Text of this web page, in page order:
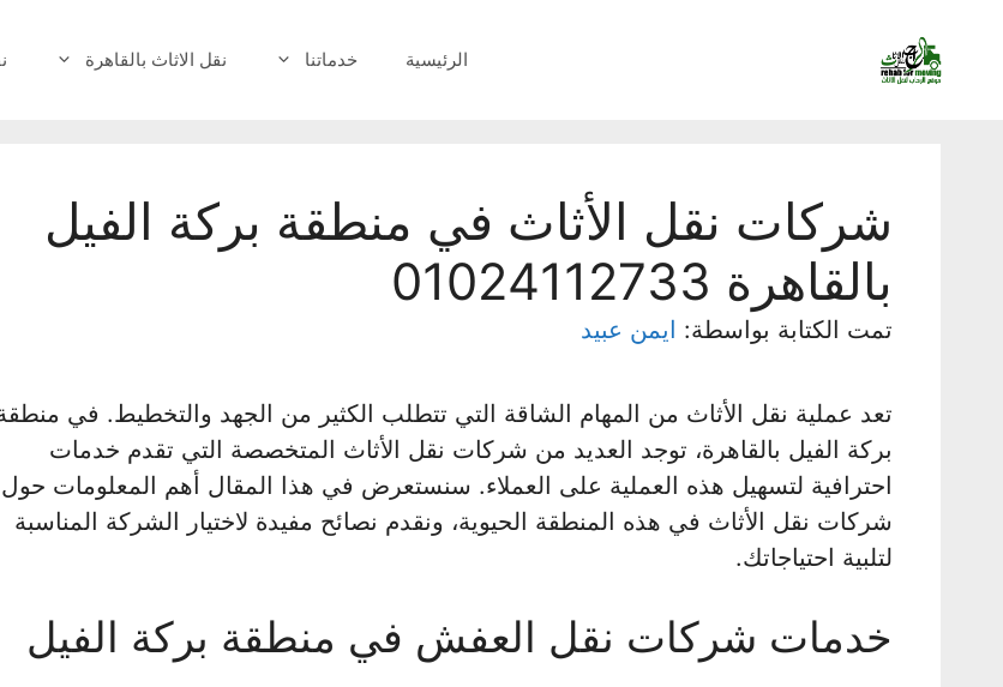
المحتوى
الرئيسية خدماتنا نقل الاثاث بالقاهرة
شركات نقل الأثاث في منطقة بركة الفيل
بالقاهرة 01024112733
تمت الكتابة بواسطة: ايمن عبيد
تعد عملية نقل الأثاث من المهام الشاقة التي تتطلب الكثير من الجهد والتخطيط. في
بركة الفيل بالقاهرة، توجد العديد من شركات نقل الأثاث المتخصصة التي تقدم خدمات
احترافية لتسهيل هذه العملية على العملاء. سنستعرض في هذا المقال أهم المعلومات حول
شركات نقل الأثاث في هذه المنطقة الحيوية، ونقدم نصائح مفيدة لاختيار الشركة المناسبة
لتلبية احتياجاتك.
خدمات شركات نقل العفش في منطقة بركة الفيل